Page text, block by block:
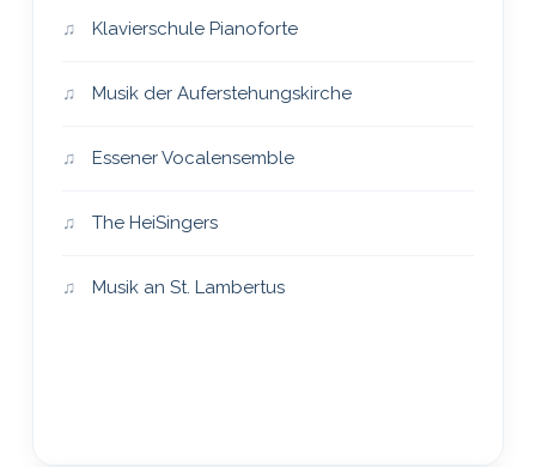
Klavierschule Pianoforte
Musik der Auferstehungskirche
Essener Vocalensemble
The HeiSingers
Musik an St. Lambertus